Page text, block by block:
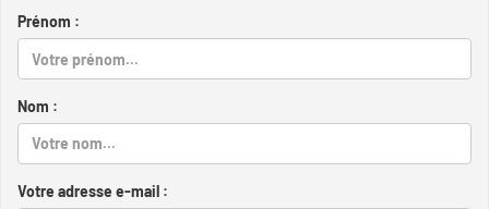
Prénom :
Nom :
Votre adresse e-mail :